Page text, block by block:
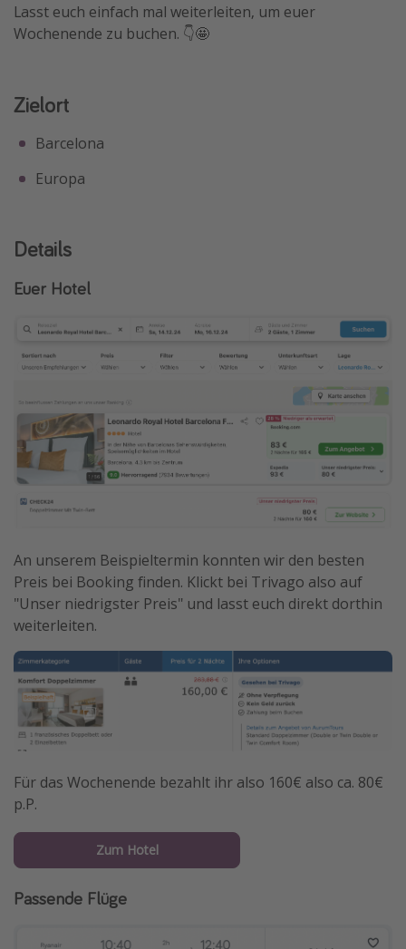
Lasst euch einfach mal weiterleiten, um euer
Wochenende zu buchen. 👇🤩
Zielort
Barcelona
Europa
Details
Euer Hotel
An unserem Beispieltermin konnten wir den besten
Preis bei Booking finden. Klickt bei Trivago also auf
"Unser niedrigster Preis" und lasst euch direkt dorthin
weiterleiten.
Für das Wochenende bezahlt ihr also 160€ also ca. 80€
p.P.
Zum Hotel
Passende Flüge